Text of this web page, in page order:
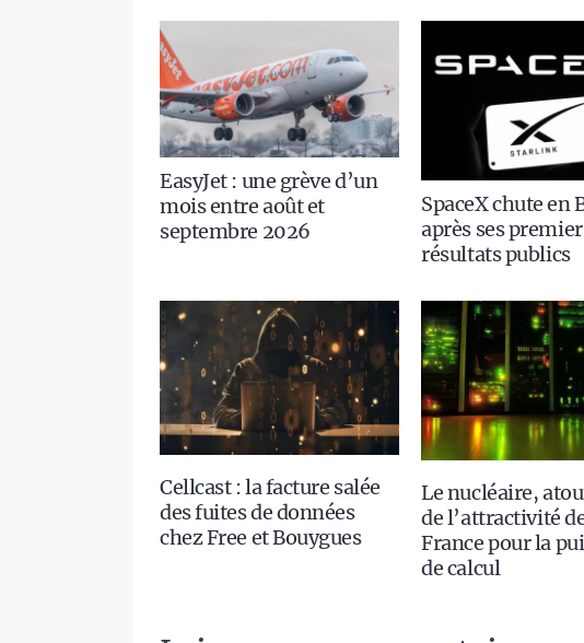
EasyJet : une grève d’un
mois entre août et
septembre 2026
SpaceX chute en
après ses
résultats publics
Cellcast : la facture salée
des fuites de données
chez Free et Bouygues
Le nucléaire,
de l’attractivité
France pour la
de calcul